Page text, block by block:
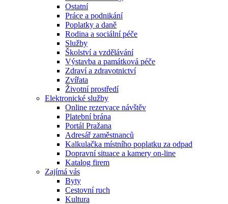
Ostatní
Práce a podnikání
Poplatky a daně
Rodina a sociální péče
Služby
Školství a vzdělávání
Výstavba a památková péče
Zdraví a zdravotnictví
Zvířata
Životní prostředí
Elektronické služby
Online rezervace návštěv
Platební brána
Portál Pražana
Adresář zaměstnanců
Kalkulačka místního poplatku za odpad
Dopravní situace a kamery on-line
Katalog firem
Zajímá vás
Byty
Cestovní ruch
Kultura